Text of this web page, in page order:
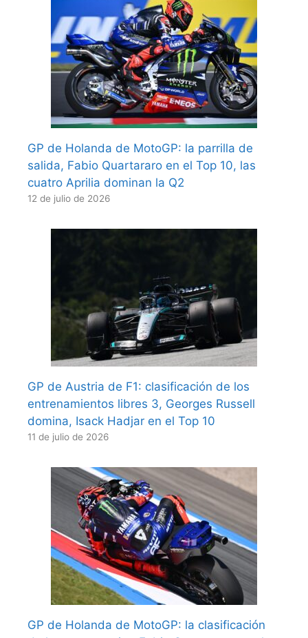
GP de Holanda de MotoGP: la parrilla de
salida, Fabio Quartararo en el Top 10, las
cuatro Aprilia dominan la Q2
12 de julio de 2026
GP de Austria de F1: clasificación de los
entrenamientos libres 3, Georges Russell
domina, Isack Hadjar en el Top 10
11 de julio de 2026
GP de Holanda de MotoGP: la clasificación